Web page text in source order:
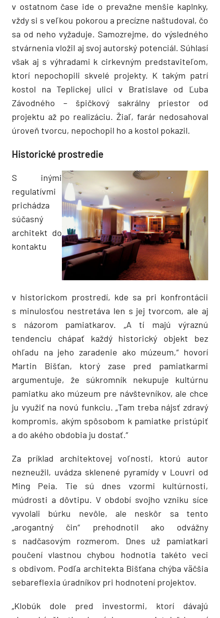
v ostatnom čase ide o prevažne menšie kaplnky,
vždy si s veľkou pokorou a precízne naštudoval, čo
sa od neho vyžaduje. Samozrejme, do výsledného
stvárnenia vložil aj svoj autorský potenciál. Súhlasí
však aj s výhradami k cirkevným predstaviteľom,
ktorí nepochopili skvelé projekty. K takým patrí
kostol na Teplickej ulici v Bratislave od Ľuba
Závodného – špičkový sakrálny priestor od
projektu až po realizáciu. Žiaľ, farár nedosahoval
úroveň tvorcu, nepochopil ho a kostol pokazil.
Historické prostredie
S inými
regulatívmi
prichádza
súčasný
architekt do
kontaktu
v historickom prostredí, kde sa pri konfrontácii
s minulosťou nestretáva len s jej tvorcom, ale aj
s názorom pamiatkarov. „A tí majú výraznú
tendenciu chápať každý historický objekt bez
ohľadu na jeho zaradenie ako múzeum,“ hovorí
Martin Bišťan, ktorý zase pred pamiatkarmi
argumentuje, že súkromník nekupuje kultúrnu
pamiatku ako múzeum pre návštevníkov, ale chce
ju využiť na novú funkciu. „Tam treba nájsť zdravý
kompromis, akým spôsobom k pamiatke pristúpiť
a do akého obdobia ju dostať.“
Za príklad architektovej voľnosti, ktorú autor
nezneužil, uvádza sklenené pyramídy v Louvri od
Ming Peia. Tie sú dnes vzormi kultúrnosti,
múdrosti a dôvtipu. V období svojho vzniku síce
vyvolali búrku nevôle, ale neskôr sa tento
„arogantný čin“ prehodnotil ako odvážny
s nadčasovým rozmerom. Dnes už pamiatkari
poučení vlastnou chybou hodnotia takéto veci
s obdivom. Podľa architekta Bišťana chýba väčšia
sebareflexia úradníkov pri hodnotení projektov.
„Klobúk dole pred investormi, ktorí dávajú